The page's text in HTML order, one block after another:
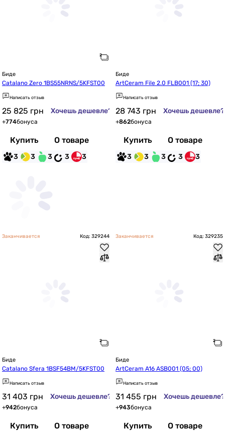
Биде
Catalano Zero 1BS55NRNS/5KFST00
Написать отзыв
25 825 грн Хочешь дешевле?
+774бонуса
Купить О товаре
3 3 3 3 3
Биде
ArtCeram File 2.0 FLB001 (17; 30)
Написать отзыв
28 743 грн Хочешь дешевле?
+862бонуса
Купить О товаре
3 3 3 3 3
Заканчивается Код: 329244
Биде
Catalano Sfera 1BSF54BM/5KFST00
Написать отзыв
31 403 грн Хочешь дешевле?
+942бонуса
Купить О товаре
Заканчивается Код: 329235
Биде
ArtCeram A16 ASB001 (05; 00)
Написать отзыв
31 455 грн Хочешь дешевле?
+943бонуса
Купить О товаре